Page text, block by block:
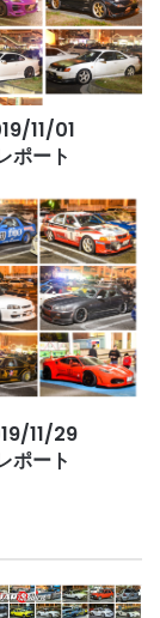
11/01
ート
11/29
ート